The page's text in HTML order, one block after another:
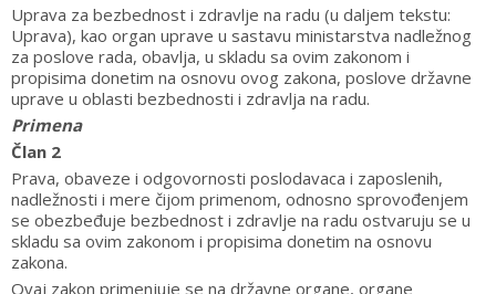
Uprava za bezbednost i zdravlje na radu (u daljem tekstu:
Uprava), kao organ uprave u sastavu ministarstva nadležnog
za poslove rada, obavlja, u skladu sa ovim zakonom i
propisima donetim na osnovu ovog zakona, poslove državne
uprave u oblasti bezbednosti i zdravlja na radu.
Primena
Član 2
Prava, obaveze i odgovornosti poslodavaca i zaposlenih,
nadležnosti i mere čijom primenom, odnosno sprovođenjem
se obezbeđuje bezbednost i zdravlje na radu ostvaruju se u
skladu sa ovim zakonom i propisima donetim na osnovu
zakona.
Ovaj zakon primenjuje se na državne organe, organe